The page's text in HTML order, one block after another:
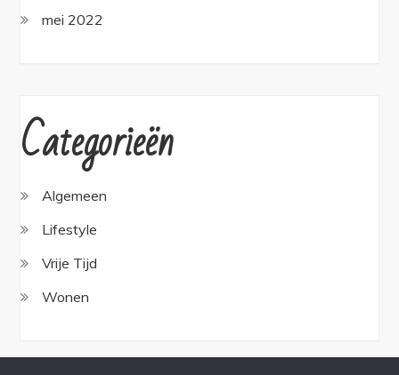
mei 2022
Categorieën
Algemeen
Lifestyle
Vrije Tijd
Wonen